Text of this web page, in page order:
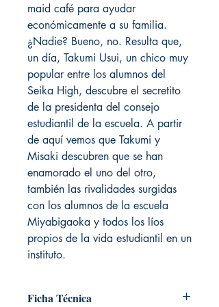
maid café para ayudar
económicamente a su familia.
¿Nadie? Bueno, no. Resulta que,
un día, Takumi Usui, un chico muy
popular entre los alumnos del
Seika High, descubre el secretito
de la presidenta del consejo
estudiantil de la escuela. A partir
de aquí vemos que Takumi y
Misaki descubren que se han
enamorado el uno del otro,
también las rivalidades surgidas
con los alumnos de la escuela
Miyabigaoka y todos los líos
propios de la vida estudiantil en un
instituto.
Ficha Técnica